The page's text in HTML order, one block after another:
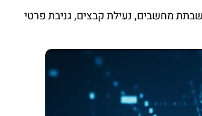
מחשבים, נעילת קבצים, גניבת פרטי